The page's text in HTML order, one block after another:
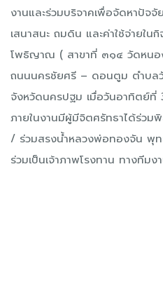
งานและร่วมบริจาคเพื่อจัดหาปัจ
เสนาสนะ ถมดิน และค่าใช้จ่ายใ
โพธิญาณ ( สาขาที่ ๓๑๔ วัดหนอ
ถนนนครชัยศรี – ดอนตูม ตำบล
จังหวัดนครปฐม เมื่อวันอาทิตย์
ภายในงานมีผู้มีจิตศรัทธาได้ร่วม
/ ร่วมสรงน้ำหลวงพ่อทองจัน พุ
ร่วมเป็นเจ้าภาพโรงทาน ทางทีม